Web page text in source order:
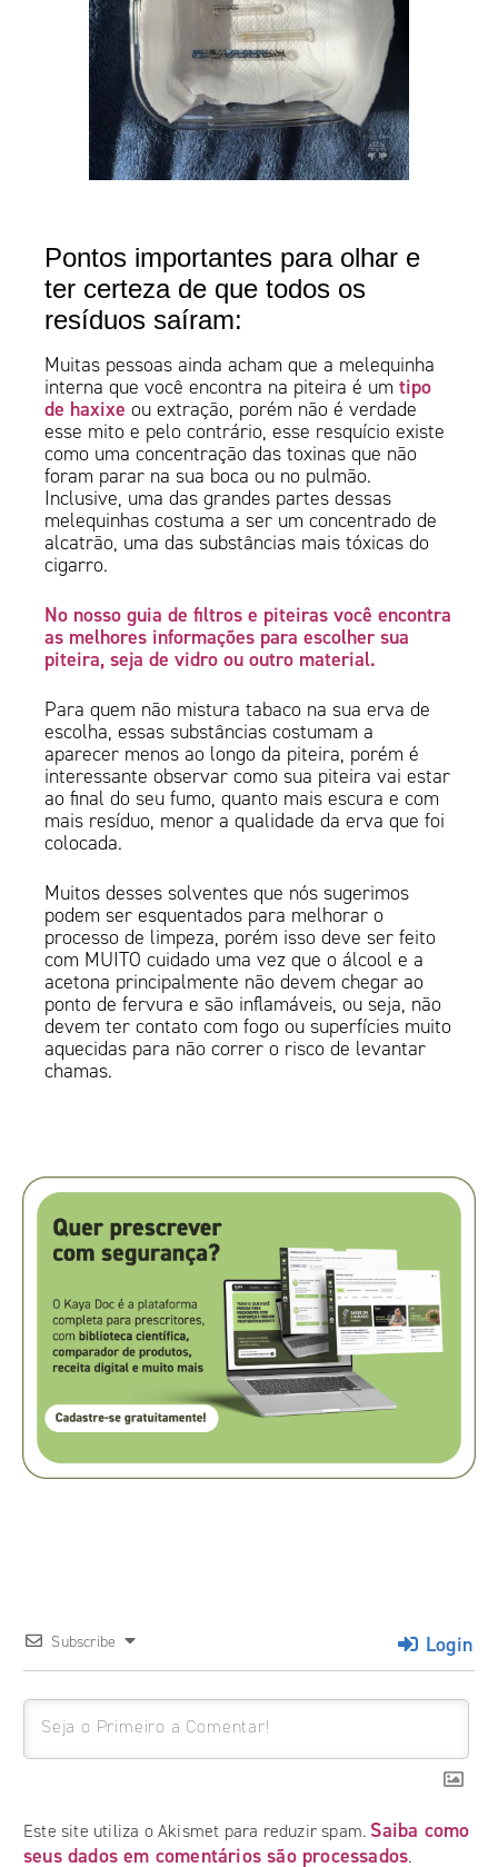
Pontos importantes para olhar e
ter certeza de que todos os
resíduos saíram:
Muitas pessoas ainda acham que a melequinha
interna que você encontra na piteira é umtipo
de haxixe ou extração, porém não é verdade
esse mito e pelo contrário, esse resquício existe
como uma concentração das toxinas que não
foram parar na sua boca ou no pulmão.
Inclusive, uma das grandes partes dessas
melequinhas costuma a ser um concentrado de
alcatrão, uma das substâncias mais tóxicas do
cigarro.
No nosso guia de filtros e piteiras você encontra
as melhores informações para escolher sua
piteira, seja de vidro ou outro material.
Para quem não mistura tabaco na sua erva de
escolha, essas substâncias costumam a
aparecer menos ao longo da piteira, porém é
interessante observar como sua piteira vai estar
ao final do seu fumo, quanto mais escura e com
mais resíduo, menor a qualidade da erva que foi
colocada.
Muitos desses solventes que nós sugerimos
podem ser esquentados para melhorar o
processo de limpeza, porém isso deve ser feito
com MUITO cuidado uma vez que o álcool e a
acetona principalmente não devem chegar ao
ponto de fervura e são inflamáveis, ou seja, não
devem ter contato com fogo ou superfícies muito
aquecidas para não correr o risco de levantar
chamas.
Subscribe Login
Este site utiliza o Akismet para reduzir spam. Saiba como
seus dados em comentários são processados.